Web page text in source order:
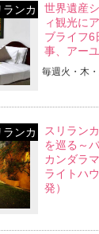
ランカ
世界遺産
ィ観光に
ブライフ
事、アー
毎週火・木
ランカ
スリラン
を巡る～
カンダラ
ライトハ
発）